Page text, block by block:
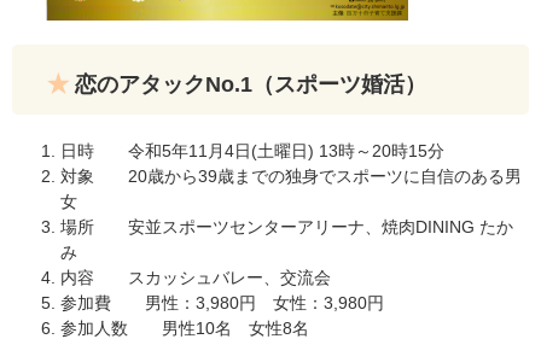
恋のアタックNo.1（スポーツ婚活）
日時 令和5年11月4日(土曜日) 13時～20時15分
対象 20歳から39歳までの独身でスポーツに自信のある男
女
場所 安並スポーツセンターアリーナ、焼肉DINING たか
み
内容 スカッシュバレー、交流会
参加費 男性：3,980円 女性：3,980円
参加人数 男性10名 女性8名